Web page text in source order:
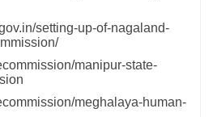
setting-up-of-nagaland-
manipur-state-
meghalaya-human-